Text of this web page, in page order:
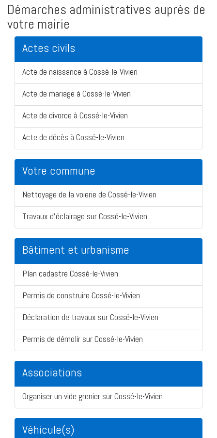
Démarches administratives auprès de
votre mairie
Actes civils
Acte de naissance à Cossé-le-Vivien
Acte de mariage à Cossé-le-Vivien
Acte de divorce à Cossé-le-Vivien
Acte de décès à Cossé-le-Vivien
Votre commune
Nettoyage de la voierie de Cossé-le-Vivien
Travaux d'éclairage sur Cossé-le-Vivien
Bâtiment et urbanisme
Plan cadastre Cossé-le-Vivien
Permis de construire Cossé-le-Vivien
Déclaration de travaux sur Cossé-le-Vivien
Permis de démolir sur Cossé-le-Vivien
Associations
Organiser un vide grenier sur Cossé-le-Vivien
Véhicule(s)